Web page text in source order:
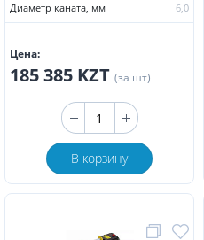
Диаметр каната, мм 6,0
Цена:
185 385 KZT (за шт)
В корзину